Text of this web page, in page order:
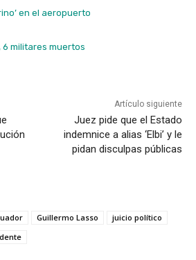
en el aeropuerto
6 militares muertos
Artículo siguiente
Juez pide que el Estado
indemnice a alias ‘Elbi’ y le
pidan disculpas públicas
Guillermo Lasso
juicio político